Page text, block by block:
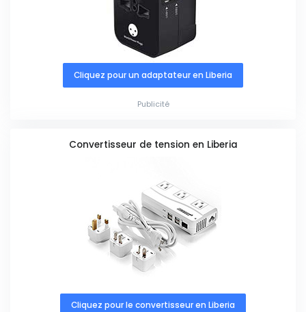
Cliquez pour un adaptateur en Liberia
Publicité
Convertisseur de tension en Liberia
Cliquez pour le convertisseur en Liberia